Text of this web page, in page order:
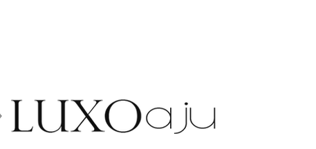
Coluna Social